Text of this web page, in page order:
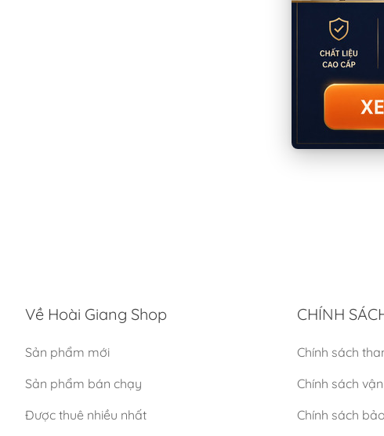
Về Hoài Giang Shop
Sản phẩm mới
Sản phẩm bán chạy
Được thuê nhiều nhất
CHÍNH
Chính sách
Chính sách
Chính sách